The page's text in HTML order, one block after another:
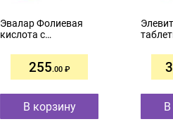
Эвалар Фолиевая
кислота с
В6 таблетки №40
255.00
В корзину В